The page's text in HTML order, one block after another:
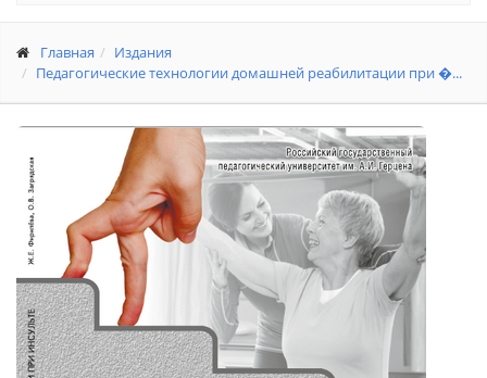
Главная
Издания
Педагогические технологии домашней реабилитации при �...